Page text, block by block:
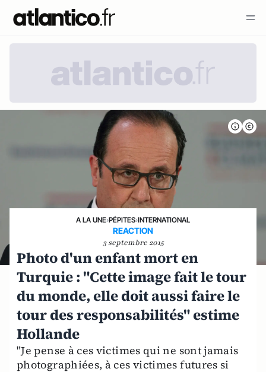
A LA UNE›PÉPITES›INTERNATIONAL
REACTION
3 septembre 2015
Photo d'un enfant mort en
Turquie : "Cette image fait le tour
du monde, elle doit aussi faire le
tour des responsabilités" estime
Hollande
"Je pense à ces victimes qui ne sont jamais
photographiées, à ces victimes futures si